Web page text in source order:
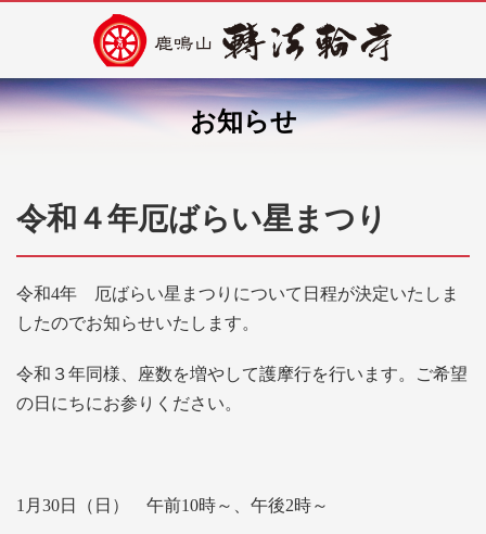
お知らせ
令和４年厄ばらい星まつり
令和4年 厄ばらい星まつりについて日程が決定いたしま
したのでお知らせいたします。
令和３年同様、座数を増やして護摩行を行います。ご希望
の日にちにお参りください。
1月30日（日） 午前10時～、午後2時～